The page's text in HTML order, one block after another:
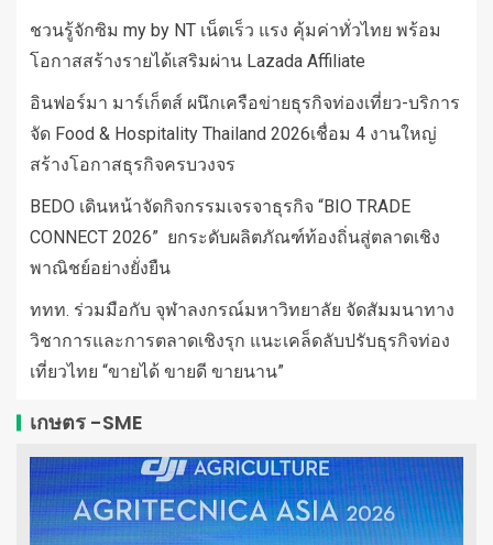
ชวนรู้จักซิม my by NT เน็ตเร็ว แรง คุ้มค่าทั่วไทย พร้อม
โอกาสสร้างรายได้เสริมผ่าน Lazada Affiliate
อินฟอร์มา มาร์เก็ตส์ ผนึกเครือข่ายธุรกิจท่องเที่ยว-บริการ
จัด Food & Hospitality Thailand 2026เชื่อม 4 งานใหญ่
สร้างโอกาสธุรกิจครบวงจร
BEDO เดินหน้าจัดกิจกรรมเจรจาธุรกิจ “BIO TRADE
CONNECT 2026” ยกระดับผลิตภัณฑ์ท้องถิ่นสู่ตลาดเชิง
พาณิชย์อย่างยั่งยืน
ททท. ร่วมมือกับ จุฬาลงกรณ์มหาวิทยาลัย จัดสัมมนาทาง
วิชาการและการตลาดเชิงรุก แนะเคล็ดลับปรับธุรกิจท่อง
เที่ยวไทย “ขายได้ ขายดี ขายนาน”
เกษตร -SME